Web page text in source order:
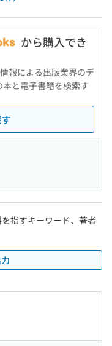
から購入でき
報による出版業界のデ
と電子書籍を検索す
指すキーワード、著者